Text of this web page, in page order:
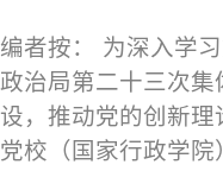
编者按： 为深入学
政治局第二十三次
设，推动党的创新理
党校（国家行政学